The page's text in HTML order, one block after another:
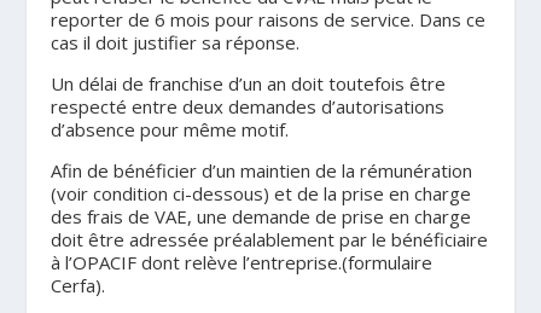
reporter de 6 mois pour raisons de service. Dans ce
cas il doit justifier sa réponse.
Un délai de franchise d’un an doit toutefois être
respecté entre deux demandes d’autorisations
d’absence pour même motif.
Afin de bénéficier d’un maintien de la rémunération
(voir condition ci-dessous) et de la prise en charge
des frais de VAE, une demande de prise en charge
doit être adressée préalablement par le bénéficiaire
à l’OPACIF dont relève l’entreprise.(formulaire
Cerfa).